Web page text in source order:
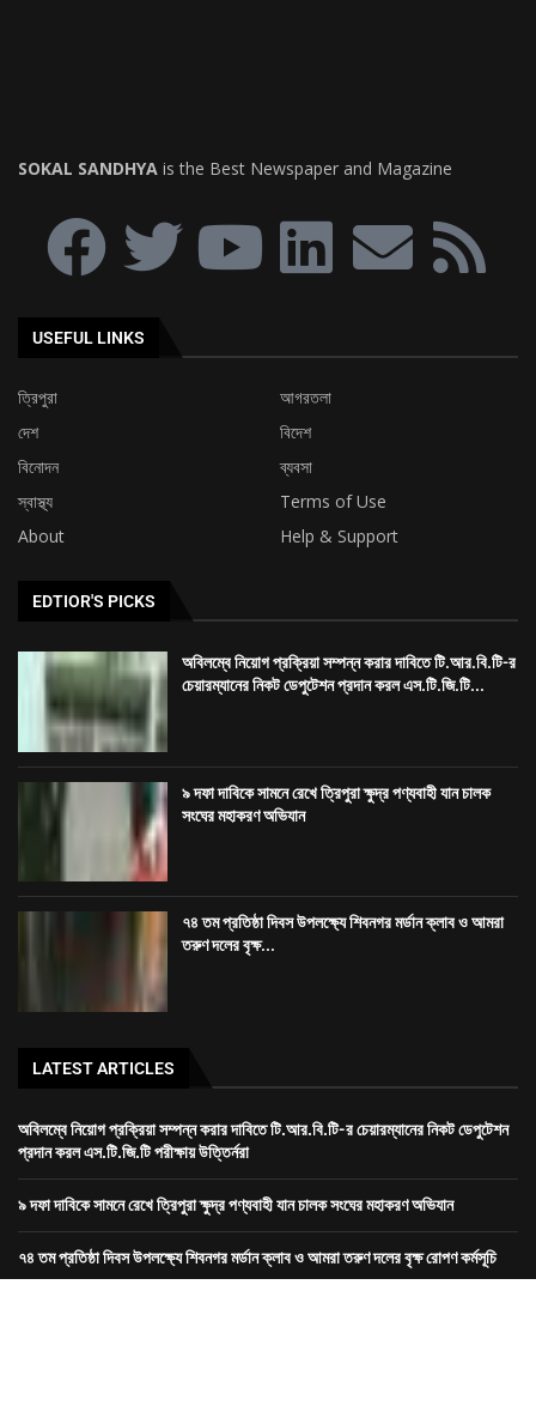
SOKAL SANDHYA is the Best Newspaper and Magazine
USEFUL LINKS
ত্রিপুরা
আগরতলা
দেশ
বিদেশ
বিনোদন
ব্যবসা
স্বাস্থ্য
Terms of Use
About
Help & Support
EDTIOR'S PICKS
অবিলম্বে নিয়োগ প্রক্রিয়া সম্পন্ন করার দাবিতে টি.আর.বি.টি-র
চেয়ারম্যানের নিকট ডেপুটেশন প্রদান করল এস.টি.জি.টি...
৯ দফা দাবিকে সামনে রেখে ত্রিপুরা ক্ষুদ্র পণ্যবাহী যান চালক
সংঘের মহাকরণ অভিযান
৭৪ তম প্রতিষ্ঠা দিবস উপলক্ষ্যে শিবনগর মর্ডান ক্লাব ও আমরা
তরুণ দলের বৃক্ষ...
LATEST ARTICLES
অবিলম্বে নিয়োগ প্রক্রিয়া সম্পন্ন করার দাবিতে টি.আর.বি.টি-র চেয়ারম্যানের নিকট ডেপুটেশন
প্রদান করল এস.টি.জি.টি পরীক্ষায় উত্তির্নরা
৯ দফা দাবিকে সামনে রেখে ত্রিপুরা ক্ষুদ্র পণ্যবাহী যান চালক সংঘের মহাকরণ অভিযান
৭৪ তম প্রতিষ্ঠা দিবস উপলক্ষ্যে শিবনগর মর্ডান ক্লাব ও আমরা তরুণ দলের বৃক্ষ রোপণ কর্মসূচি